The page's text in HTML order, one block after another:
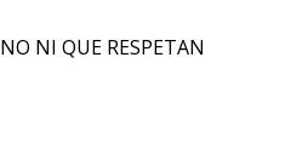
NI QUE RESPETAN